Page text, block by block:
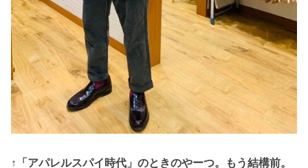
↑「アパレルスパイ時代」のときのやーつ。もう結構前。